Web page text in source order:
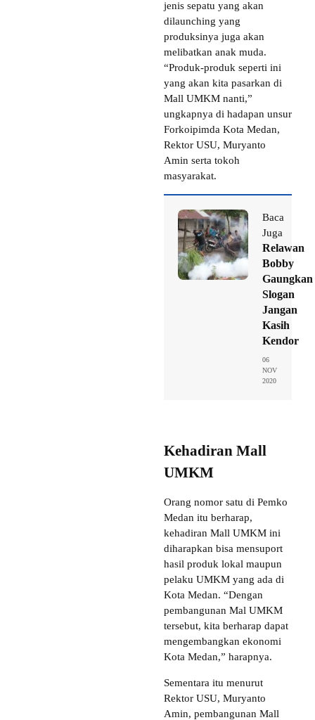
jenis sepatu yang akan
dilaunching yang
produksinya juga akan
melibatkan anak muda.
“Produk-produk seperti ini
yang akan kita pasarkan di
Mall UMKM nanti,”
ungkapnya di hadapan unsur
Forkoipimda Kota Medan,
Rektor USU, Muryanto
Amin serta tokoh
masyarakat.
Baca
Juga
Relawan
Bobby
Gaungkan
Slogan
Jangan
Kasih
Kendor
06
NOV
2020
Kehadiran Mall
UMKM
Orang nomor satu di Pemko
Medan itu berharap,
kehadiran Mall UMKM ini
diharapkan bisa mensuport
hasil produk lokal maupun
pelaku UMKM yang ada di
Kota Medan. “Dengan
pembangunan Mal UMKM
tersebut, kita berharap dapat
mengembangkan ekonomi
Kota Medan,” harapnya.
Sementara itu menurut
Rektor USU, Muryanto
Amin, pembangunan Mall